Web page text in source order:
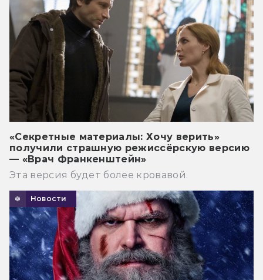
«Секретные материалы: Хочу верить»
получили страшную режиссёрскую версию
— «Врач Франкенштейн»
Эта версия будет более кровавой.
Новости